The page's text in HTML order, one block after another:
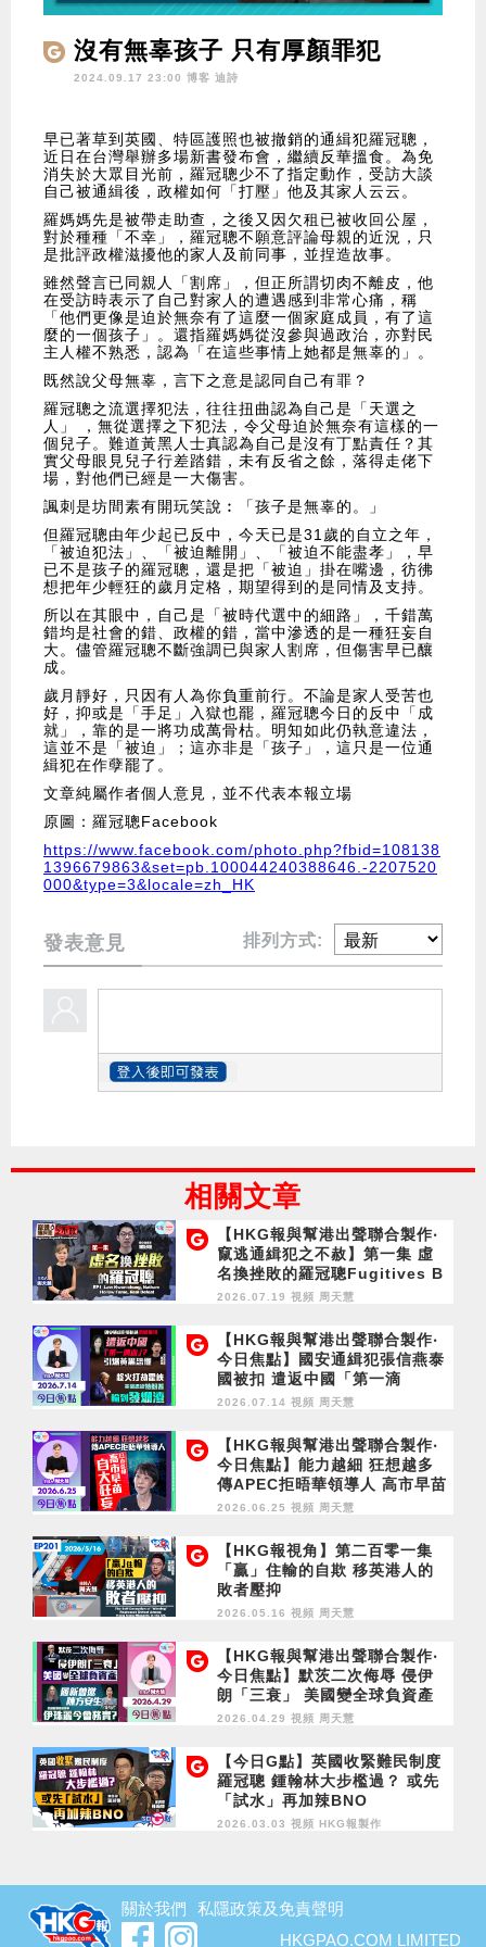
沒有無辜孩子 只有厚顏罪犯
2024.09.17 23:00 博客 迪詩
早已著草到英國、特區護照也被撤銷的通緝犯羅冠聰，
近日在台灣舉辦多場新書發布會，繼續反華搵食。為免
消失於大眾目光前，羅冠聰少不了指定動作，受訪大談
自己被通緝後，政權如何「打壓」他及其家人云云。
羅媽媽先是被帶走助查，之後又因欠租已被收回公屋，
對於種種「不幸」，羅冠聰不願意評論母親的近況，只
是批評政權滋擾他的家人及前同事，並捏造故事。
雖然聲言已同親人「割席」，但正所謂切肉不離皮，他
在受訪時表示了自己對家人的遭遇感到非常心痛，稱
「他們更像是迫於無奈有了這麼一個家庭成員，有了這
麼的一個孩子」。還指羅媽媽從沒參與過政治，亦對民
主人權不熟悉，認為「在這些事情上她都是無辜的」。
既然說父母無辜，言下之意是認同自己有罪？
羅冠聰之流選擇犯法，往往扭曲認為自己是「天選之
人」 ，無從選擇之下犯法，令父母迫於無奈有這樣的一
個兒子。難道黃黑人士真認為自己是沒有丁點責任？其
實父母眼見兒子行差踏錯，未有反省之餘，落得走佬下
場，對他們已經是一大傷害。
諷刺是坊間素有開玩笑說︰「孩子是無辜的。」
但羅冠聰由年少起已反中，今天已是31歲的自立之年，
「被迫犯法」、「被迫離開」、「被迫不能盡孝」，早
已不是孩子的羅冠聰，還是把「被迫」掛在嘴邊，彷彿
想把年少輕狂的歲月定格，期望得到的是同情及支持。
所以在其眼中，自己是「被時代選中的細路」，千錯萬
錯均是社會的錯、政權的錯，當中滲透的是一種狂妄自
大。儘管羅冠聰不斷強調已與家人割席，但傷害早已釀
成。
歲月靜好，只因有人為你負重前行。不論是家人受苦也
好，抑或是「手足」入獄也罷，羅冠聰今日的反中「成
就」，靠的是一將功成萬骨枯。明知如此仍執意違法，
這並不是「被迫」；這亦非是「孩子」，這只是一位通
緝犯在作孽罷了。
文章純屬作者個人意見，並不代表本報立場
原圖：羅冠聰Facebook
https://www.facebook.com/photo.php?fbid=108138
1396679863&set=pb.100044240388646.-2207520
000&type=3&locale=zh_HK
發表意見 排列方式:
相關文章
【HKG報與幫港出聲聯合製作‧
竄逃通緝犯之不赦】第一集 虛
名換挫敗的羅冠聰Fugitives B
eyond Redemption EP1 La
llow Fame, Real Defeat
2026.07.19 視頻 周天慧
【HKG報與幫港出聲聯合製作‧
今日焦點】國安通緝犯張信燕泰
國被扣 遣返中國「第一滴
血」？ 引爆黃黑恐懼 趁火打劫
2026.07.14 視頻 周天慧
【HKG報與幫港出聲聯合製作‧
今日焦點】能力越細 狂想越多
傳APEC拒晤華領導人 高市早苗
自大狂妄
2026.06.25 視頻 周天慧
【HKG報視角】第二百零一集
「贏」住輸的自欺 移英港人的
敗者壓抑
2026.05.16 視頻 周天慧
【HKG報與幫港出聲聯合製作‧
今日焦點】默茨二次侮辱 侵伊
朗「三衰」 美國變全球負資產
履新曾邀陳方安生 伊珠麗今會
2026.04.29 視頻 周天慧
【今日G點】英國收緊難民制度
羅冠聰 鍾翰林大步檻過？ 或先
「試水」再加辣BNO
2026.03.03 視頻 HKG報製作
關於我們
私隱政策及免責聲明
HKGPAO.COM LIMITED